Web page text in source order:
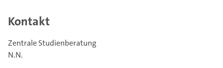
Kontakt
Zentrale Studienberatung
N.N.